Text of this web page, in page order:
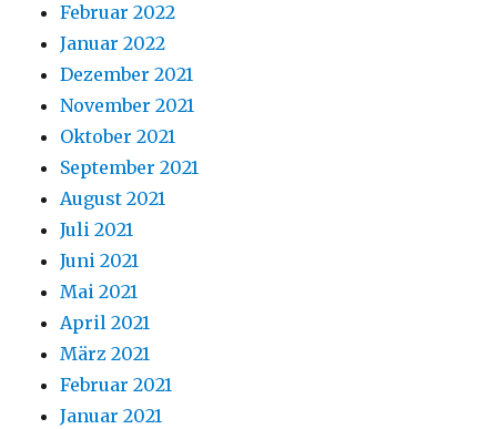
Februar 2022
Januar 2022
Dezember 2021
November 2021
Oktober 2021
September 2021
August 2021
Juli 2021
Juni 2021
Mai 2021
April 2021
März 2021
Februar 2021
Januar 2021